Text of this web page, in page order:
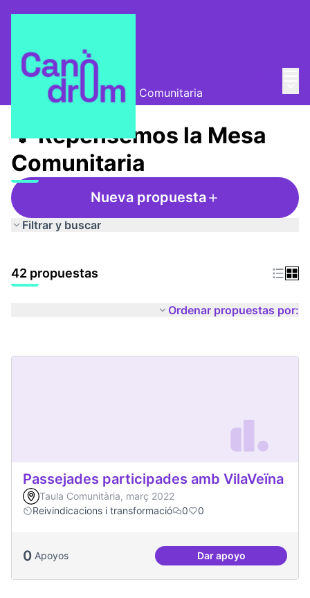
Mesa Comunitaria
💡 Repensemos la Mesa Comunitaria
💡 Repensemos la Mesa
Comunitaria
Nueva propuesta
Filtrar y buscar
42 propuestas
Ordenar propuestas por:
Passejades participades amb VilaVeïna
Taula Comunitària, març 2022
Reivindicacions i transformació
0 0
0 Apoyos Dar apoyoPassejades